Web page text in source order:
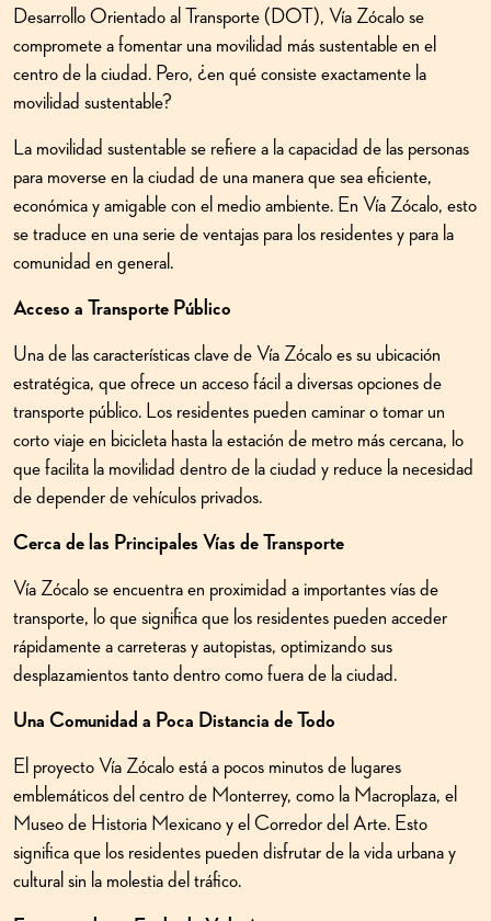
Desarrollo Orientado al Transporte (DOT), Vía Zócalo se
compromete a fomentar una movilidad más sustentable en el
centro de la ciudad. Pero, ¿en qué consiste exactamente la
movilidad sustentable?
La movilidad sustentable se refiere a la capacidad de las personas
para moverse en la ciudad de una manera que sea eficiente,
económica y amigable con el medio ambiente. En Vía Zócalo, esto
se traduce en una serie de ventajas para los residentes y para la
comunidad en general.
Acceso a Transporte Público
Una de las características clave de Vía Zócalo es su ubicación
estratégica, que ofrece un acceso fácil a diversas opciones de
transporte público. Los residentes pueden caminar o tomar un
corto viaje en bicicleta hasta la estación de metro más cercana, lo
que facilita la movilidad dentro de la ciudad y reduce la necesidad
de depender de vehículos privados.
Cerca de las Principales Vías de Transporte
Vía Zócalo se encuentra en proximidad a importantes vías de
transporte, lo que significa que los residentes pueden acceder
rápidamente a carreteras y autopistas, optimizando sus
desplazamientos tanto dentro como fuera de la ciudad.
Una Comunidad a Poca Distancia de Todo
El proyecto Vía Zócalo está a pocos minutos de lugares
emblemáticos del centro de Monterrey, como la Macroplaza, el
Museo de Historia Mexicano y el Corredor del Arte. Esto
significa que los residentes pueden disfrutar de la vida urbana y
cultural sin la molestia del tráfico.